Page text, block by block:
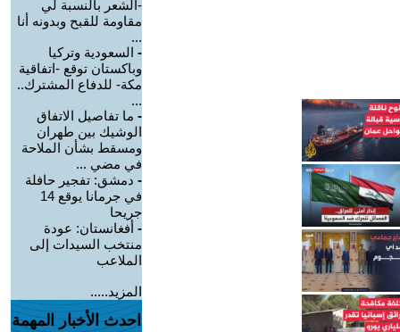
-الشعر بالنسبة لي
مقاومة للقبح وبدونه أنا
...
- السعودية وتركيا
وباكستان توقع -اتفاقية
مكة- للدفاع المشترك..
...
- ما تفاصيل الاتفاق
الوشيك بين طهران
ومسقط بشأن الملاحة
في مضي ...
- دمشق: تفجير حافلة
في جرمانا يوقع 14
جريحا
- أفغانستان: عودة
منتخب السيدات إلى
الملاعب
المزيد.....
احدث الأخبار المهمة